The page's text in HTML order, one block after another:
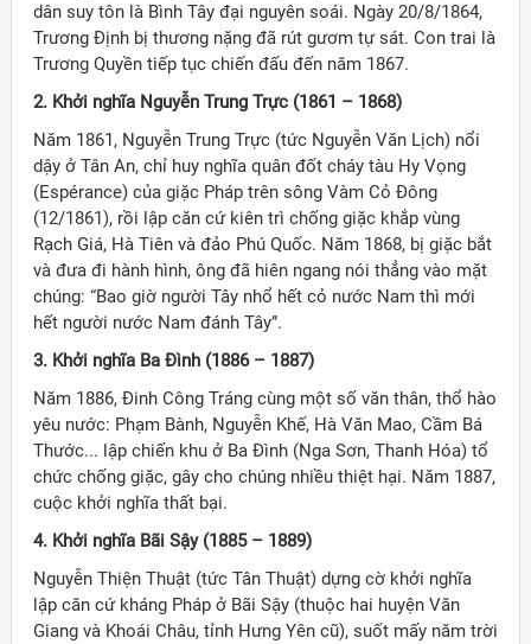
dân suy tôn là Bình Tây đại nguyên soái. Ngày 20/8/1864,
Trương Định bị thương nặng đã rút gươm tự sát. Con trai là
Trương Quyền tiếp tục chiến đấu đến năm 1867.
2. Khởi nghĩa Nguyễn Trung Trực (1861 – 1868)
Năm 1861, Nguyễn Trung Trực (tức Nguyễn Văn Lịch) nổi
dậy ở Tân An, chỉ huy nghĩa quân đốt cháy tàu Hy Vọng
(Espérance) của giặc Pháp trên sông Vàm Cỏ Đông
(12/1861), rồi lập căn cứ kiên trì chống giặc khắp vùng
Rạch Giá, Hà Tiên và đảo Phú Quốc. Năm 1868, bị giặc bắt
và đưa đi hành hình, ông đã hiên ngang nói thẳng vào mặt
chúng: “Bao giờ người Tây nhổ hết cỏ nước Nam thì mới
hết người nước Nam đánh Tây”.
3. Khởi nghĩa Ba Đình (1886 – 1887)
Năm 1886, Đinh Công Tráng cùng một số văn thân, thổ hào
yêu nước: Phạm Bành, Nguyễn Khế, Hà Văn Mao, Cầm Bá
Thước... lập chiến khu ở Ba Đình (Nga Sơn, Thanh Hóa) tổ
chức chống giặc, gây cho chúng nhiều thiệt hại. Năm 1887,
cuộc khởi nghĩa thất bại.
4. Khởi nghĩa Bãi Sậy (1885 – 1889)
Nguyễn Thiện Thuật (tức Tân Thuật) dựng cờ khởi nghĩa
lập căn cứ kháng Pháp ở Bãi Sậy (thuộc hai huyện Văn
Giang và Khoái Châu, tỉnh Hưng Yên cũ), suốt mấy năm trời